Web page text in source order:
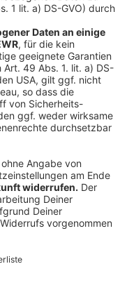
in seiner
parenterale
er einen Rucksack
über einen
er mehrere Male
weiteren
Trotz dieser
Hautteil, um